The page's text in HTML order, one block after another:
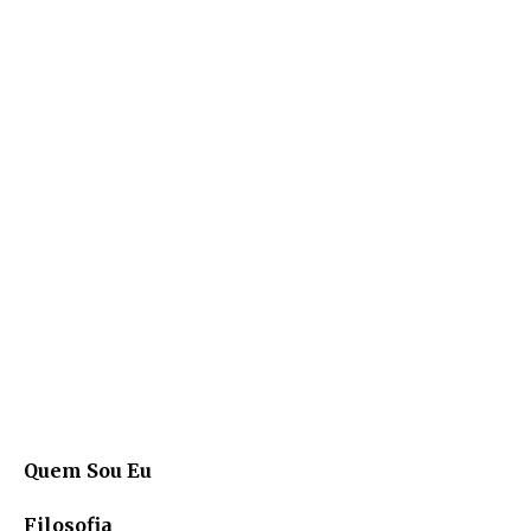
Quem Sou Eu
Filosofia